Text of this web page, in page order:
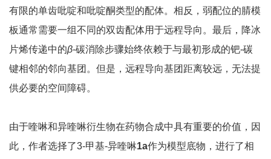
有限的单齿吡啶和吡啶酮类型的配体。相反，弱配位的腈模
板通常需要一组不同的双齿配体用于远程导向。最后，降冰
片烯传递中的β-碳消除步骤始终依赖于与最初形成的钯-碳
键相邻的邻向基团。但是，远程导向基团距离较远，无法提
供必要的空间障碍。
由于喹啉和异喹啉衍生物在药物合成中具有重要的价值，因
此，作者选择了3-甲基-异喹啉1a作为模型底物，进行了相